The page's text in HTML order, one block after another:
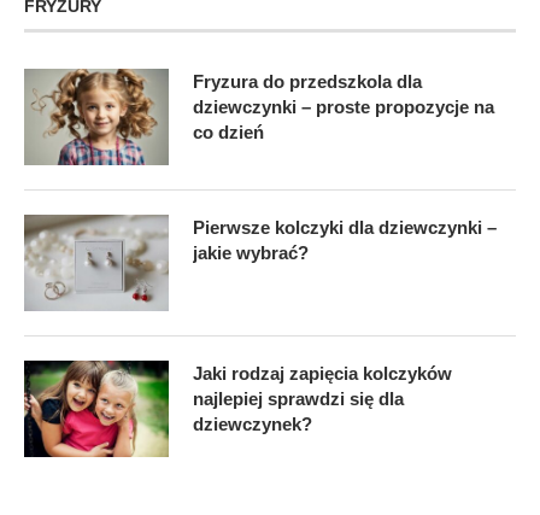
FRYZURY
Fryzura do przedszkola dla
dziewczynki – proste propozycje na
co dzień
Pierwsze kolczyki dla dziewczynki –
jakie wybrać?
Jaki rodzaj zapięcia kolczyków
najlepiej sprawdzi się dla
dziewczynek?